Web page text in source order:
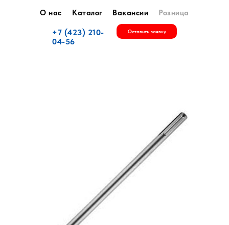
+7 (423) 210-
04-56
Оставить заявку
О нас Каталог Вакансии Розница